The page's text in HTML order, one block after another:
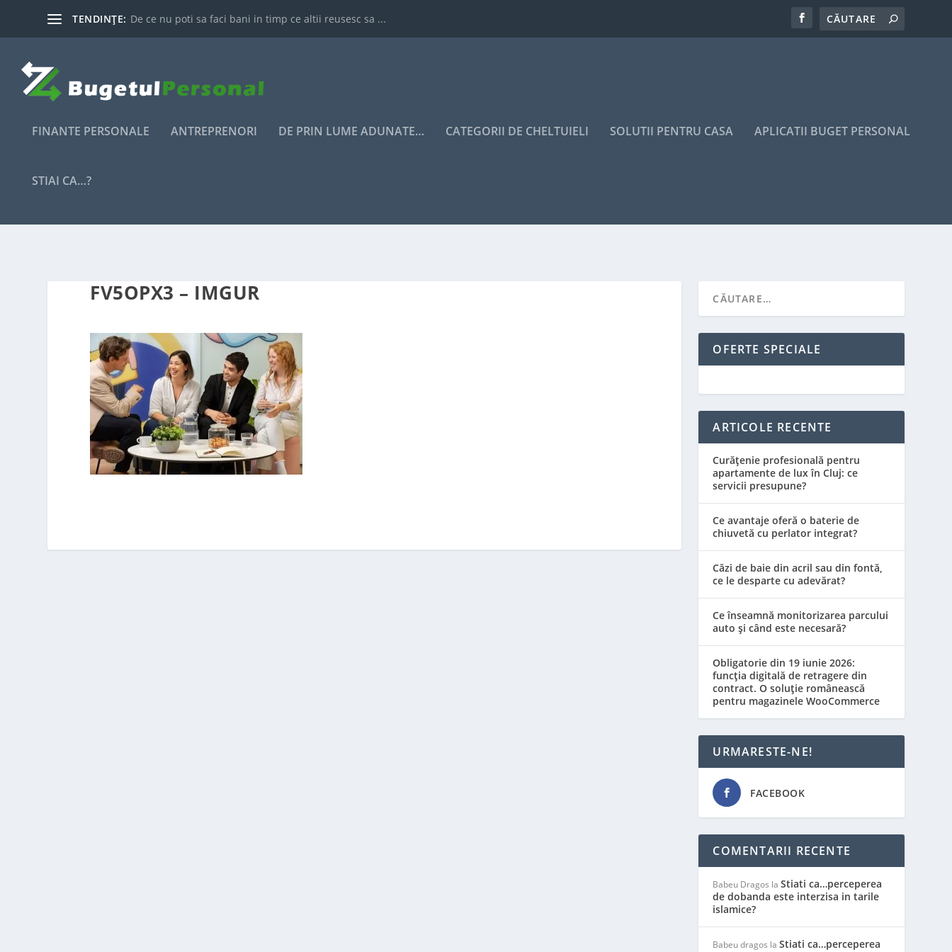
TENDINȚE: De ce nu poti sa faci bani in timp ce altii reusesc sa ...
FINANTE PERSONALE ANTREPRENORI DE PRIN LUME ADUNATE… CATEGORII DE CHELTUIELI SOLUTII PENTRU CASA APLICATII BUGET PERSONAL
STIAI CA…?
FV5OPX3 – IMGUR
OFERTE SPECIALE
ARTICOLE RECENTE
Curățenie profesională pentru
apartamente de lux în Cluj: ce
servicii presupune?
Ce avantaje oferă o baterie de
chiuvetă cu perlator integrat?
Căzi de baie din acril sau din fontă,
ce le desparte cu adevărat?
Ce înseamnă monitorizarea parcului
auto și când este necesară?
Obligatorie din 19 iunie 2026:
funcția digitală de retragere din
contract. O soluție românească
pentru magazinele WooCommerce
URMARESTE-NE!
FACEBOOK
COMENTARII RECENTE
Babeu Dragos laStiati ca…perceperea
de dobanda este interzisa in tarile
islamice?
Babeu dragos laStiati ca…perceperea